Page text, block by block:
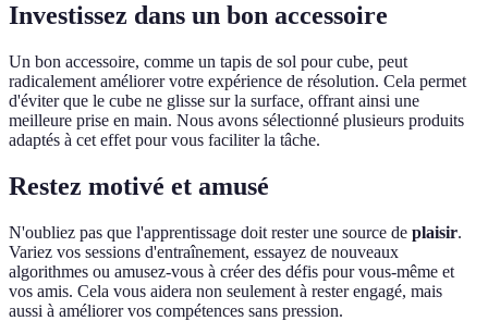
Investissez dans un bon accessoire
Un bon accessoire, comme un tapis de sol pour cube, peut
radicalement améliorer votre expérience de résolution. Cela permet
d'éviter que le cube ne glisse sur la surface, offrant ainsi une
meilleure prise en main. Nous avons sélectionné plusieurs produits
adaptés à cet effet pour vous faciliter la tâche.
Restez motivé et amusé
N'oubliez pas que l'apprentissage doit rester une source de plaisir.
Variez vos sessions d'entraînement, essayez de nouveaux
algorithmes ou amusez-vous à créer des défis pour vous-même et
vos amis. Cela vous aidera non seulement à rester engagé, mais
aussi à améliorer vos compétences sans pression.